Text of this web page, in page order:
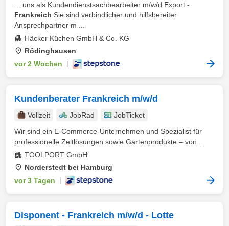
... uns als Kundendienstsachbearbeiter m/w/d Export -
Frankreich Sie sind verbindlicher und hilfsbereiter
Ansprechpartner m ...
Häcker Küchen GmbH & Co. KG
Rödinghausen
vor 2 Wochen
Kundenberater Frankreich m/w/d
Vollzeit JobRad
JobTicket
Wir sind ein E-Commerce-Unternehmen und Spezialist für
professionelle Zeltlösungen sowie Gartenprodukte – von ...
TOOLPORT GmbH
Norderstedt bei Hamburg
vor 3 Tagen
Disponent - Frankreich m/w/d - Lotte